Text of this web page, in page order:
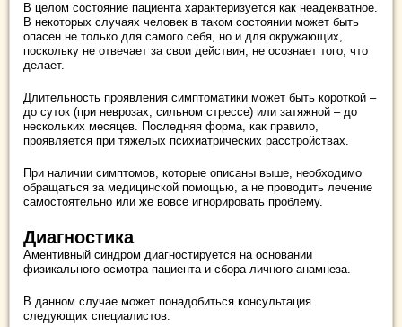
В целом состояние пациента характеризуется как неадекватное.
В некоторых случаях человек в таком состоянии может быть
опасен не только для самого себя, но и для окружающих,
поскольку не отвечает за свои действия, не осознает того, что
делает.
Длительность проявления симптоматики может быть короткой –
до суток (при неврозах, сильном стрессе) или затяжной – до
нескольких месяцев. Последняя форма, как правило,
проявляется при тяжелых психиатрических расстройствах.
При наличии симптомов, которые описаны выше, необходимо
обращаться за медицинской помощью, а не проводить лечение
самостоятельно или же вовсе игнорировать проблему.
Диагностика
Аментивный синдром диагностируется на основании
физикального осмотра пациента и сбора личного анамнеза.
В данном случае может понадобиться консультация
следующих специалистов: